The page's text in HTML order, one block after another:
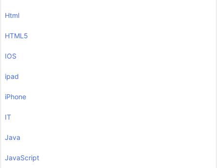
Html
HTML5
IOS
ipad
iPhone
IT
Java
JavaScript